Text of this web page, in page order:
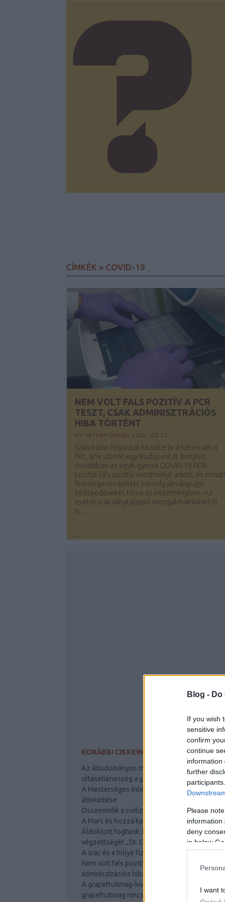
Blog -
If you wish
sensitive
confirm
continue
information
further
Please
information
deny
in below
I want
CÍMKÉK » COVID-19
NEM VOLT FALS POZITÍV A PCR
TESZT, CSAK ADMINISZTRÁCIÓS
HIBA TÖRTÉNT
BY: PÉTERFI DÁNIEL 2020. SZE 27.
Számtalan hírportál közölte le a héten azt a
hírt, ami szerint egy Budapest III. kerületi
óvodában az egyik gyerek COVID-19 PCR
tesztje fals pozitív eredményt adott, és
feleslegesen kellett komoly járványügyi
intézkedéseket tenni az intézményben. Az
esetet a járványtagadó mozgalmak követői
is…
...
KORÁBBI CIKKEINK
Az áltudományos manipuláció áldozatai:
oltásellenesség a gyermekorvosi
A Mesterséges Intelligencia módszerek
áttekintése
Összeomlik a civilizációnk?
A Mars és hozzá kapcsolódó tévhitek
Áldoktort fogtunk: kamu oklevelekkel
végzettségét „Dr. Csabai Zsolt PhD”
A srác és a hülye fizikusok? Nem igazán!
Nem volt fals pozitív a PCR teszt, csak
adminisztrációs hiba történt
A grapefruitmag-kivonat, amiben csak
grapefruitmag nincs